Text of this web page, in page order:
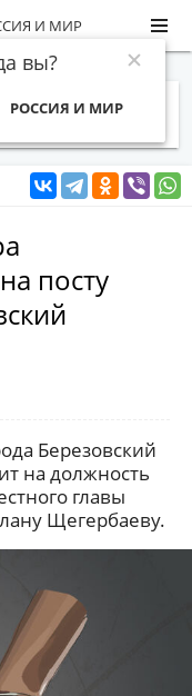
И МИР
вы?
РОССИЯ И МИР
ФОТО
посту
Березовский
на должность
главы
Щегербаеву.